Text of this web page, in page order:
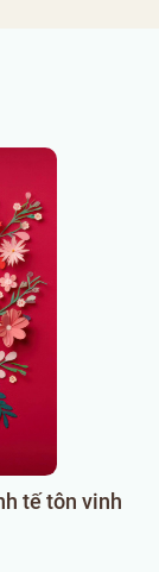
tế tôn vinh